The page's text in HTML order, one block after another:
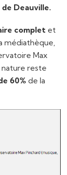
de Deauville.
complet et
médiathèque,
Max
nature reste
60% de la